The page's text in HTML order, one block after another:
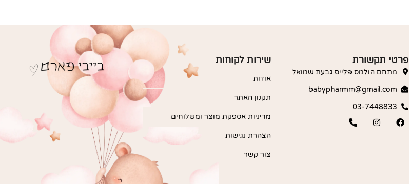
פרטי תקשורת
מתחם הולמס פלייס גבעת שמואל
babypharmm@gmail.com
03-7448833
שירות לקוחות
אודות
תקנון האתר
מדיניות אספקת מוצר ומשלוחים
הצהרת נגישות
צור קשר